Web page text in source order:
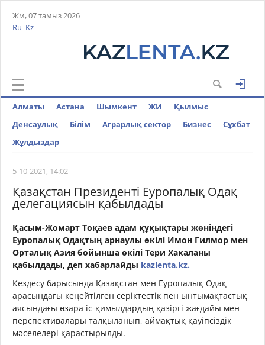
Жм, 07 тамыз 2026
Ru Kz
Алматы Астана Шымкент ЖИ
Қылмыс
Денсаулық
Білім Аграрлық сектор Бизнес
Cұхбат
Жұлдыздар
5-10-2021, 14:02
Қазақстан Президенті Еуропалық Одақ
делегациясын қабылдады
Қасым-Жомарт Тоқаев адам құқықтары жөніндегі
Еуропалық Одақтың арнаулы өкілі Имон Гилмор мен
Орталық Азия бойынша өкілі Тери Хакаланы
қабылдады, деп хабарлайды kazlenta.kz.
Кездесу барысында Қазақстан мен Еуропалық Одақ
арасындағы кеңейтілген серіктестік пен ынтымақтастық
аясындағы өзара іс-қимылдардың қазіргі жағдайы мен
перспективалары талқыланып, аймақтық қауіпсіздік
мәселелері қарастырылды.